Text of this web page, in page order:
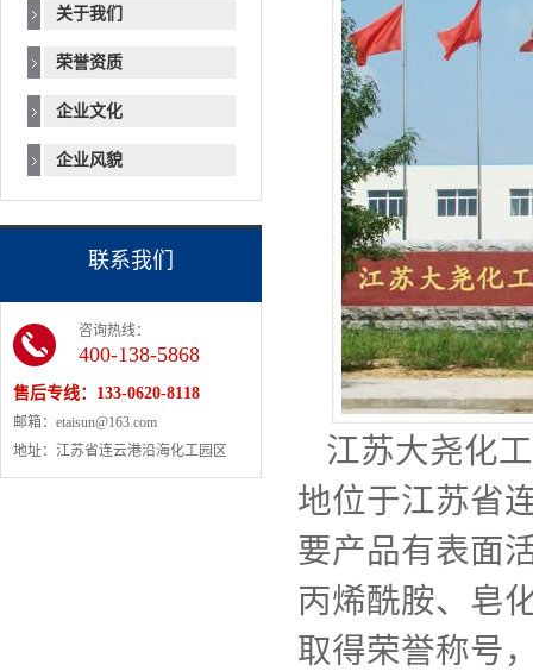
江苏大尧化
地位于江苏省
要产品有表面
丙烯酰胺、皂
取得荣誉称号
关于我们
荣誉资质
企业文化
企业风貌
联系我们
咨询热线：
400-138-5868
售后专线： 133-0620-8118
邮箱：etaisun@163.com
地址：江苏省连云港沿海化工园区